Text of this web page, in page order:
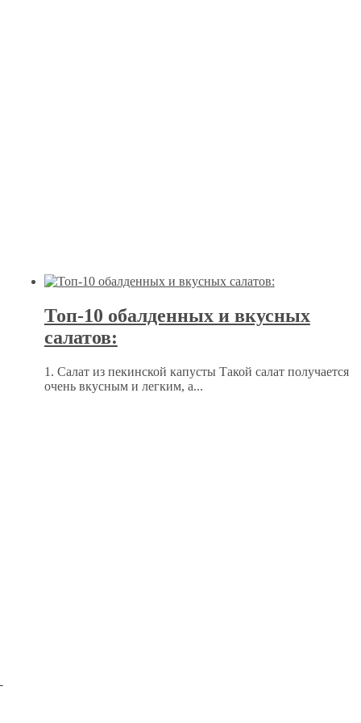
Топ-10 обалденных и вкусных
салатов:
1. Салат из пекинской капусты Такой салат получается
очень вкусным и легким, а...